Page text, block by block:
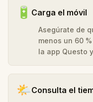
🔋 Carga el móvil
Asegúrate de
menos un 60
la app Questo
🌤️Consulta el